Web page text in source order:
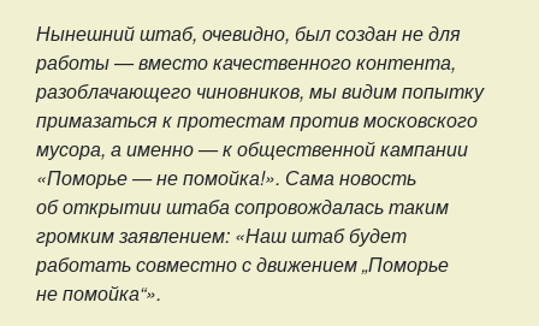
Нынешний штаб, очевидно, был создан не для
работы — вместо качественного контента,
разоблачающего чиновников, мы видим попытку
примазаться к протестам против московского
мусора, а именно — к общественной кампании
«Поморье — не помойка!». Сама новость
об открытии штаба сопровождалась таким
громким заявлением: «Наш штаб будет
работать совместно с движением „Поморье
не помойка“».